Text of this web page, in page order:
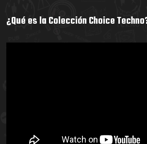
¿Qué es la Colección Choice